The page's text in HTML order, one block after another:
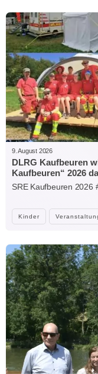
Kinder
9. August 2026
DLRG Kaufbeuren
Kaufbeuren“ 2026
SRE Kaufbeuren 2026